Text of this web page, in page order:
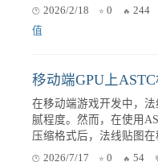
释
我们都曾遇到过这样的情
如同艺术品般优雅，维
务方汇报时，他们却可
能直接降本增效吗？” 这
2026/2/18 0 244